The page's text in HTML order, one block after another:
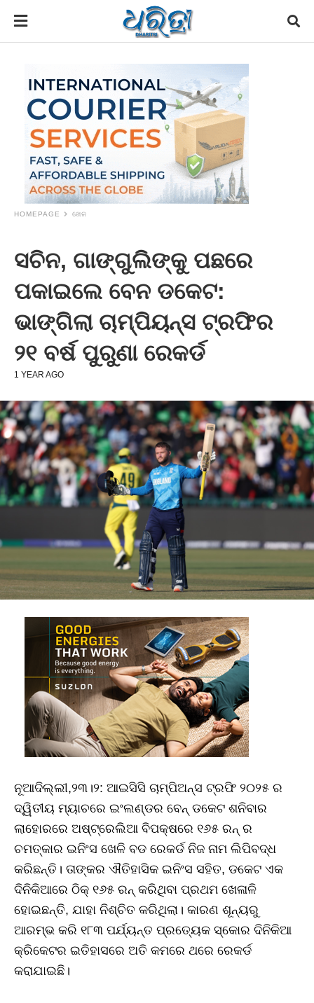
HOMEPAGE ଖେଳ
ସଚିନ, ଗାଙ୍ଗୁଲିଙ୍କୁ ପଛରେ
ପକାଇଲେ ବେନ ଡକେଟ:
ଭାଙ୍ଗିଲା ଚାମ୍ପିୟନ୍ସ ଟ୍ରଫିର
୨୧ ବର୍ଷ ପୁରୁଣା ରେକର୍ଡ
1 YEAR AGO
ନୂଆଦିଲ୍ଲୀ,୨୩।୨: ଆଇସିସି ଚାମ୍ପିଅନ୍ସ ଟ୍ରଫି ୨୦୨୫ ର
ଦ୍ୱିତୀୟ ମ୍ୟାଚରେ ଇଂଲଣ୍ଡର ବେନ୍ ଡକେଟ ଶନିବାର
ଲାହୋରରେ ଅଷ୍ଟ୍ରେଲିଆ ବିପକ୍ଷରେ ୧୬୫ ରନ୍ ର
ଚମତ୍କାର ଇନିଂସ ଖେଳି ବଡ ରେକର୍ଡ ନିଜ ନାମ ଲିପିବଦ୍ଧ
କରିଛନ୍ତି। ତାଙ୍କର ଐତିହାସିକ ଇନିଂସ ସହିତ, ଡକେଟ ଏକ
ଦିନିକିଆରେ ଠିକ୍ ୧୬୫ ରନ୍ କରିଥିବା ପ୍ରଥମ ଖେଳାଳି
ହୋଇଛନ୍ତି, ଯାହା ନିଶ୍ଚିତ କରିଥିଲା। ​​କାରଣ ଶୂନ୍ୟରୁ
ଆରମ୍ଭ କରି ୧୮୩ ପର୍ଯ୍ୟନ୍ତ ପ୍ରତ୍ୟେକ ସ୍କୋର ଦିନିକିଆ
କ୍ରିକେଟର ଇତିହାସରେ ଅତି କମରେ ଥରେ ରେକର୍ଡ
କରାଯାଇଛି।